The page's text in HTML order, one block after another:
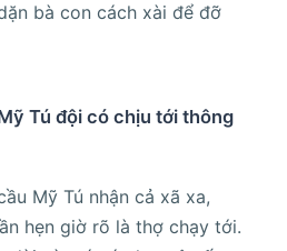
bà con cách xài để đỡ
Tú đội có chịu tới thông
Mỹ Tú nhận cả xã xa,
hẹn giờ rõ là thợ chạy tới.